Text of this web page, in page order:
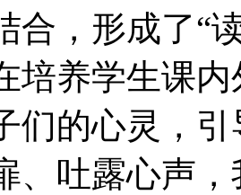
合，形成了“
培养学生课
们的心灵，
、吐露心声